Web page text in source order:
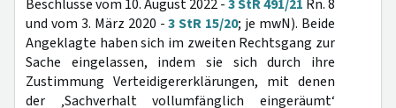
Beschlüsse vom 10. August 2022 -3 StR 491/21 Rn. 8
und vom 3. März 2020 -3 StR 15/20; je mwN). Beide
Angeklagte haben sich im zweiten Rechtsgang zur
Sache eingelassen, indem sie sich durch ihre
Zustimmung Verteidigererklärungen, mit denen
der ‚Sachverhalt vollumfänglich eingeräumt‘